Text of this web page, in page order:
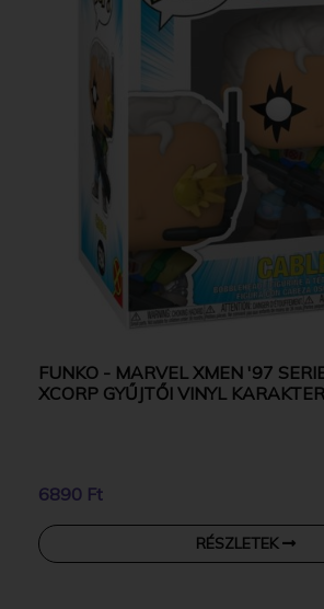
FUNKO - MARVEL XMEN '97
XCORP GYŰJTŐI VINYL KARAKTER
6890 Ft
RÉSZLETEK